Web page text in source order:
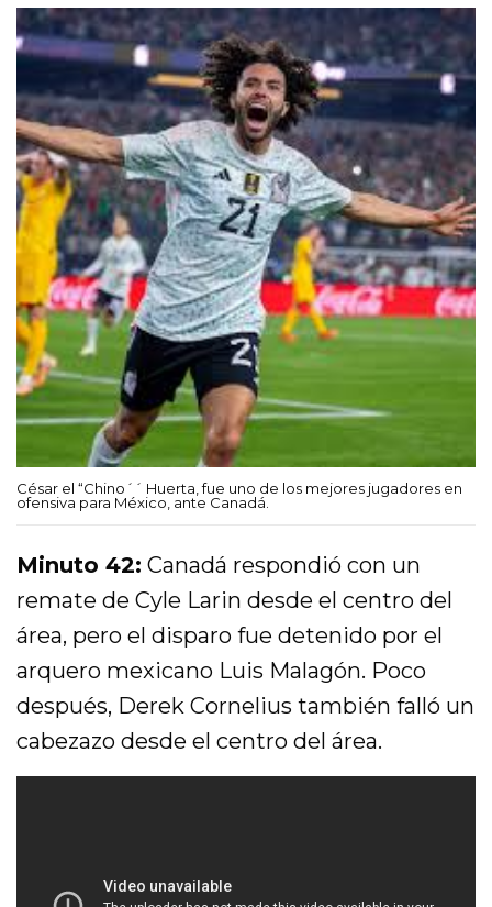
César el “Chino´´ Huerta, fue uno de los mejores jugadores en
ofensiva para México, ante Canadá.
Minuto 42: Canadá respondió con un
remate de Cyle Larin desde el centro del
área, pero el disparo fue detenido por el
arquero mexicano Luis Malagón. Poco
después, Derek Cornelius también falló un
cabezazo desde el centro del área.